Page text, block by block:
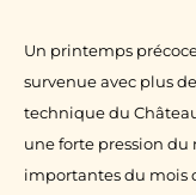
Un printemps
survenue avec plus
technique du
une forte pression
importantes du mois